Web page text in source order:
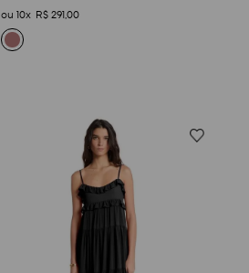
10
R$ 291,00